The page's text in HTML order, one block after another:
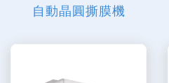
自動晶圓撕膜機